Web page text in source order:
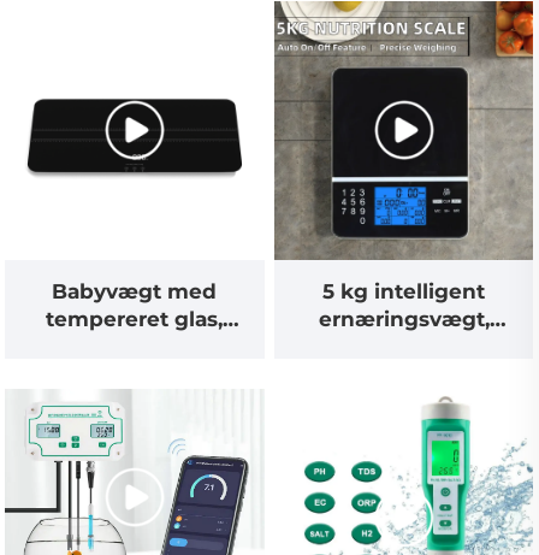
kropsvægt
Babyvægt med
tempereret glas,
5 kg intelligent
ernæringsvægt,